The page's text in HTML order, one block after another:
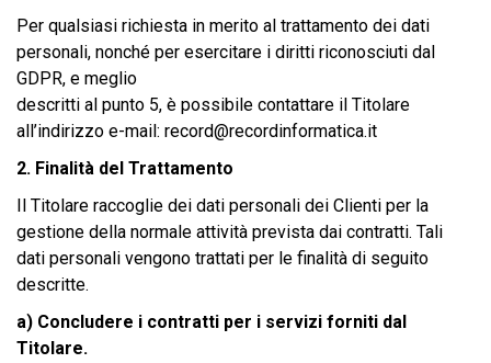
Per qualsiasi richiesta in merito al trattamento dei dati
personali, nonché per esercitare i diritti riconosciuti dal
GDPR, e meglio
descritti al punto 5, è possibile contattare il Titolare
all’indirizzo e-mail: record@recordinformatica.it
2. Finalità del Trattamento
Il Titolare raccoglie dei dati personali dei Clienti per la
gestione della normale attività prevista dai contratti. Tali
dati personali vengono trattati per le finalità di seguito
descritte.
a) Concludere i contratti per i servizi forniti dal
Titolare.